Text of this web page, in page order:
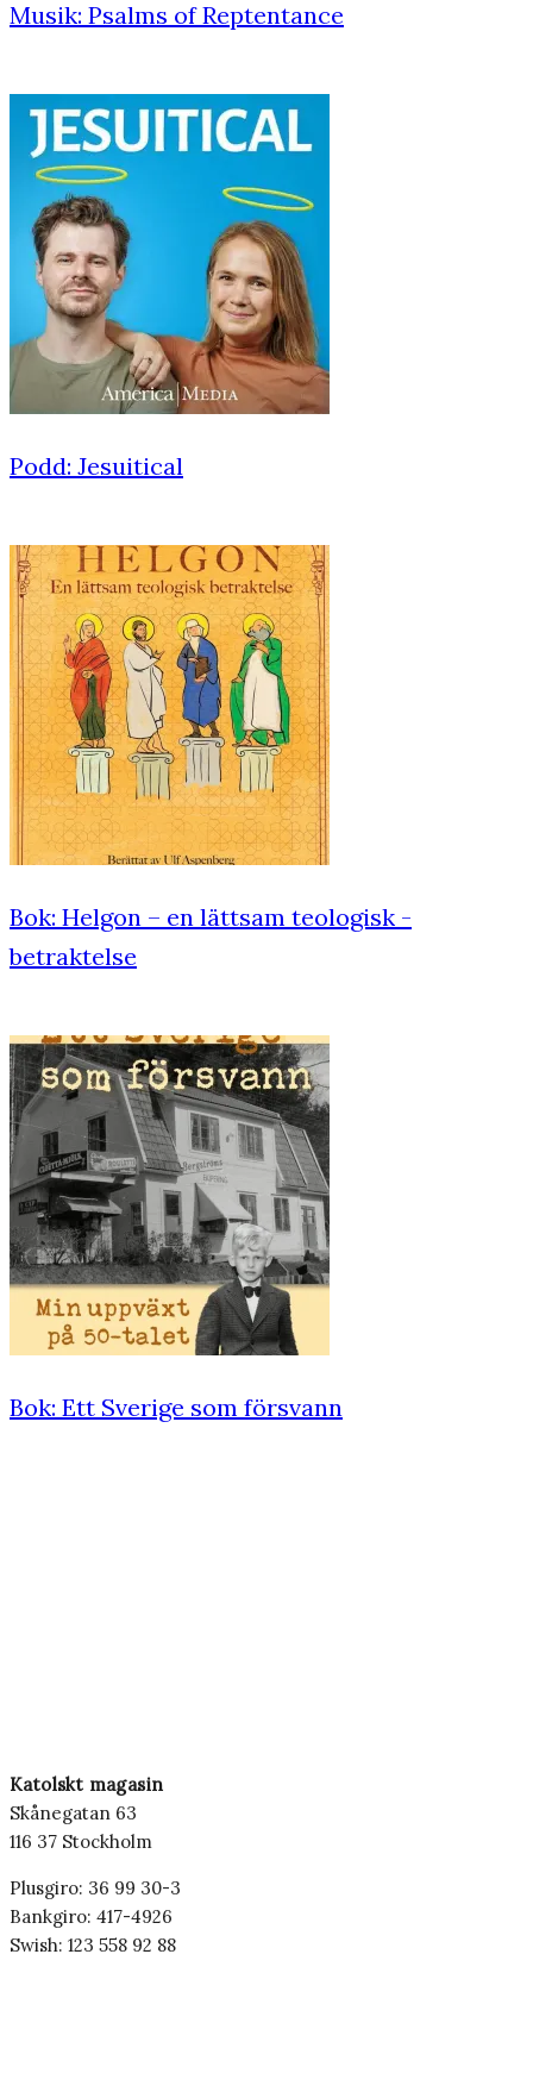
Musik: Psalms of Reptentance
Podd: Jesuitical
Bok: Helgon – en lättsam teologisk ­
betraktelse
Bok: Ett Sverige som försvann
Katolskt magasin
Skånegatan 63
116 37 Stockholm
Plusgiro: 36 99 30-3
Bankgiro: 417-4926
Swish: 123 558 92 88